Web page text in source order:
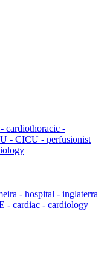
cardiothoracic -
- CICU - perfusionist
- hospital - inglaterra
- cardiac - cardiology